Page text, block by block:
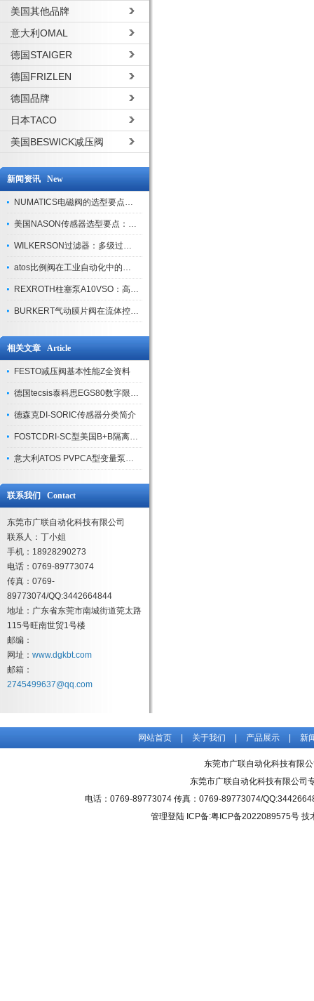
美国其他品牌
意大利OMAL
德国STAIGER
德国FRIZLEN
德国品牌
日本TACO
美国BESWICK减压阀
新闻资讯 New
NUMATICS电磁阀的选型要点与使用注意事项
美国NASON传感器选型要点：精度、量程与接口适配指南
WILKERSON过滤器：多级过滤技术，适配多行业净化需求
atos比例阀在工业自动化中的关键应用
REXROTH柱塞泵A10VSO：高效液压系统的核心组件
BURKERT气动膜片阀在流体控制中的应用
相关文章 Article
FESTO减压阀基本性能Z全资料
德国tecsis泰科思EGS80数字限位开关特征及应用介绍
德森克DI-SORIC传感器分类简介
FOSTCDRI-SC型美国B+B隔离器的产品*性
意大利ATOS PVPCA型变量泵主要应用
联系我们 Contact
东莞市广联自动化科技有限公司
联系人：丁小姐
手机：18928290273
电话：0769-89773074
传真：0769-
89773074/QQ:3442664844
地址：广东省东莞市南城街道莞太路
115号旺南世贸1号楼
邮编：
网址： www.dgkbt.com
邮箱：
2745499637@qq.com
网站首页 关于我们 产品展示 新
东莞市广联自动化科技有限
东莞市广联自动化科技有限公司
电话：0769-89773074 传真：0769-89773074/
管理登陆 ICP备:粤ICP备2022089575号